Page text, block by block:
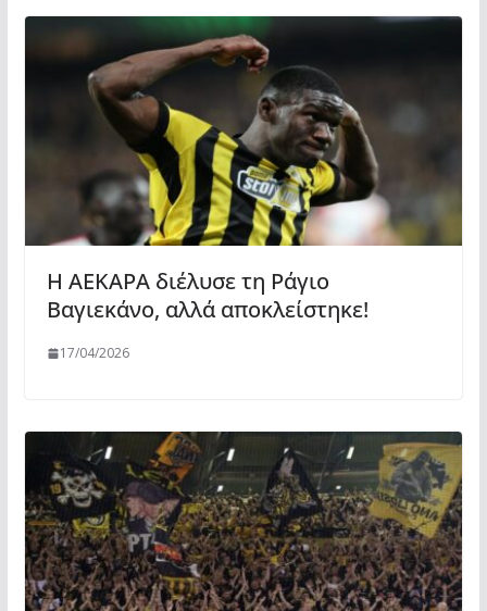
Η ΑΕΚΑΡΑ διέλυσε τη Ράγιο
Βαγιεκάνο, αλλά αποκλείστηκε!
17/04/2026